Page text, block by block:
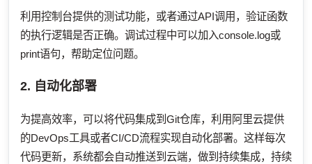
利用控制台提供的测试功能，或者通过API调用，验证函数
的执行逻辑是否正确。调试过程中可以加入console.log或
print语句，帮助定位问题。
2. 自动化部署
为提高效率，可以将代码集成到Git仓库，利用阿里云提供
的DevOps工具或者CI/CD流程实现自动化部署。这样每次
代码更新，系统都会自动推送到云端，做到持续集成，持续